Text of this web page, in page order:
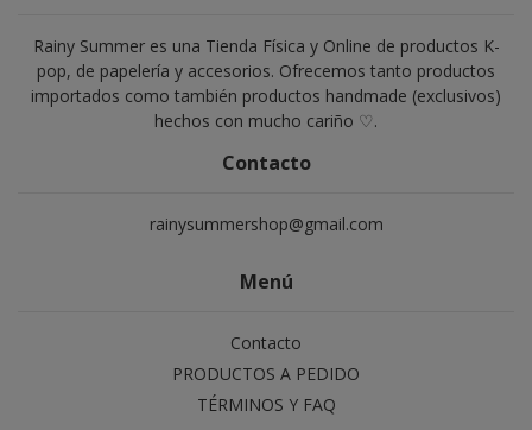
Rainy Summer es una Tienda Física y Online de productos K-
pop, de papelería y accesorios. Ofrecemos tanto productos
importados como también productos handmade (exclusivos)
hechos con mucho cariño ♡.
Contacto
rainysummershop@gmail.com
Menú
Contacto
PRODUCTOS A PEDIDO
TÉRMINOS Y FAQ